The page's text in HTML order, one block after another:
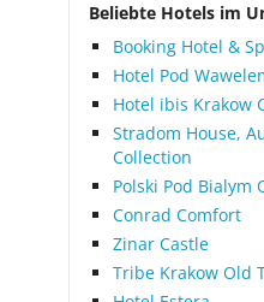
Beliebte Hotels im
Booking Hotel &
Hotel Pod
Hotel ibis Krakow
Stradom House,
Collection
Polski Pod Bialym
Conrad Comfort
Zinar Castle
Tribe Krakow Old